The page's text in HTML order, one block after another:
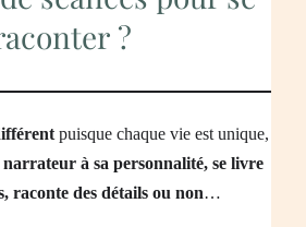
?
puisque chaque vie est unique,
narrateur à sa personnalité, se livre
raconte des détails ou non…